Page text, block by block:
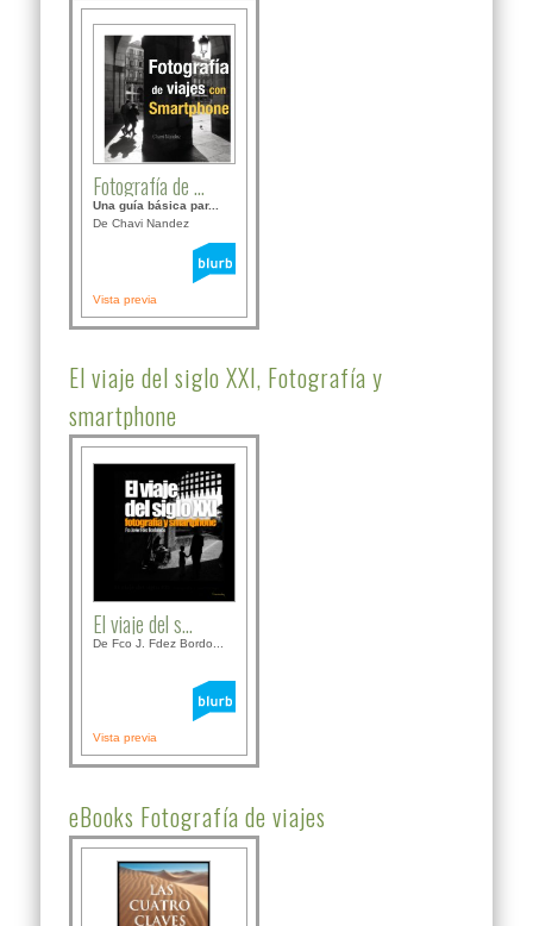
Fotografía de ...
Una guía básica par...
De Chavi Nandez
Vista previa
El viaje del siglo XXI, Fotografía y
smartphone
El viaje del s...
De Fco J. Fdez Bordo...
Vista previa
eBooks Fotografía de viajes